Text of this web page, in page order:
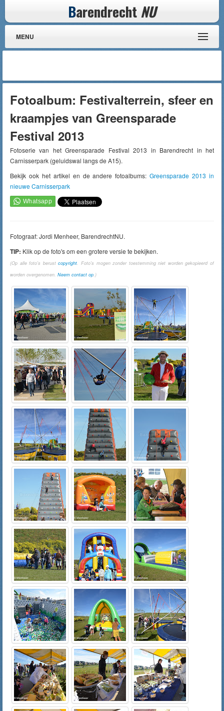
Barendrecht NU
MENU
Fotoalbum: Festivalterrein, sfeer en
kraampjes van Greensparade
Festival 2013
Fotoserie van het Greensparade Festival 2013 in Barendrecht in het
Carnisserpark (geluidswal langs de A15).
Bekijk ook het artikel en de andere fotoalbums:Greensparade 2013 in
nieuwe Carnisserpark
Fotograaf: Jordi Menheer, BarendrechtNU.
TIP: Klik op de foto's om een grotere versie te bekijken.
(Op alle foto's berustcopyright. Foto's mogen zonder toestemming niet worden gekopieerd of
worden overgenomen. Neem contact op.)